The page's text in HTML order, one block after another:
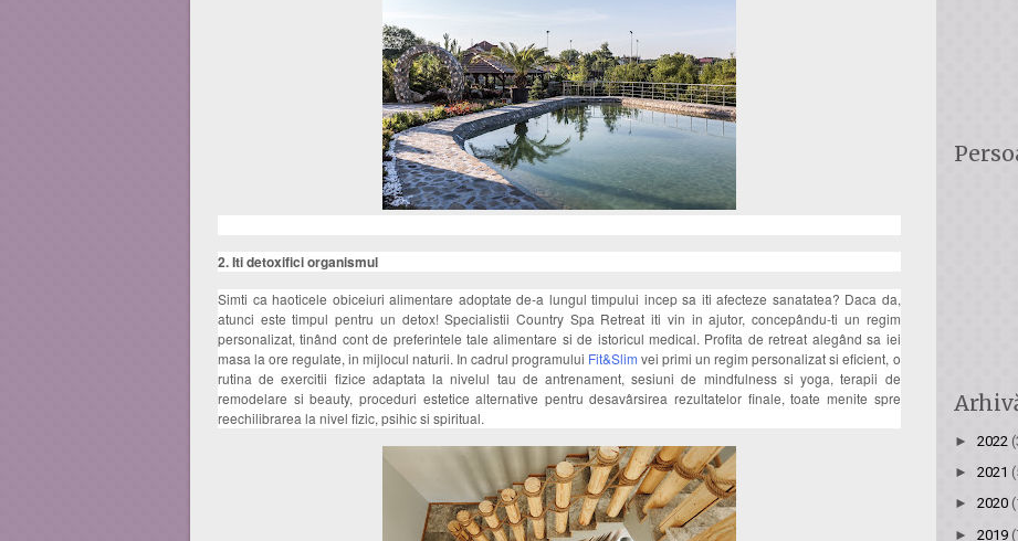
2. Iti detoxifici organismul
Simti ca haoticele obiceiuri alimentare adoptate de-a lungul timpului incep sa iti afecteze sanatatea? Daca da,
atunci este timpul pentru un detox! Specialistii Country Spa Retreat iti vin in ajutor, concepându-ti un regim
personalizat, tinând cont de preferintele tale alimentare si de istoricul medical. Profita de retreat alegând sa iei
masa la ore regulate, in mijlocul naturii. In cadrul programului Fit&Slim vei primi un regim personalizat si eficient, o
rutina de exercitii fizice adaptata la nivelul tau de antrenament, sesiuni de mindfulness si yoga, terapii de
remodelare si beauty, proceduri estetice alternative pentru desavârsirea rezultatelor finale, toate menite spre
reechilibrarea la nivel fizic, psihic si spiritual.
► 2022
► 2021
► 2020
► 2019